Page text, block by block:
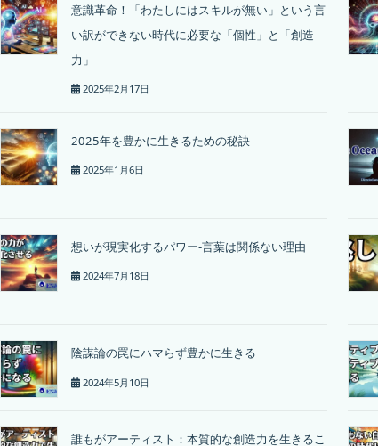
意識革命！「わたしにはスキルが無い」という言
い訳ができない時代に必要な「個性」と「創造
力」
2025年2月17日
2025年を豊かに生きるための秘訣
2025年1月6日
想いが現実化するパワー-言葉は関係ない理由
2024年7月18日
陰謀論の罠にハマらず豊かに生きる
2024年5月10日
誰もがアーティスト：本質的な創造力を生きるこ